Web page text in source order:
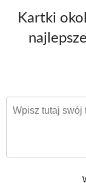
Kartki